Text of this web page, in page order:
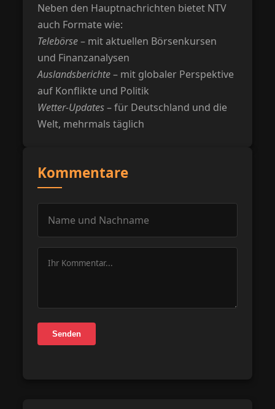
Neben den Hauptnachrichten bietet NTV
auch Formate wie:
Telebörse– mit aktuellen Börsenkursen
und Finanzanalysen
Auslandsberichte– mit globaler Perspektive
auf Konflikte und Politik
Wetter-Updates– für Deutschland und die
Welt, mehrmals täglich
Kommentare
Senden